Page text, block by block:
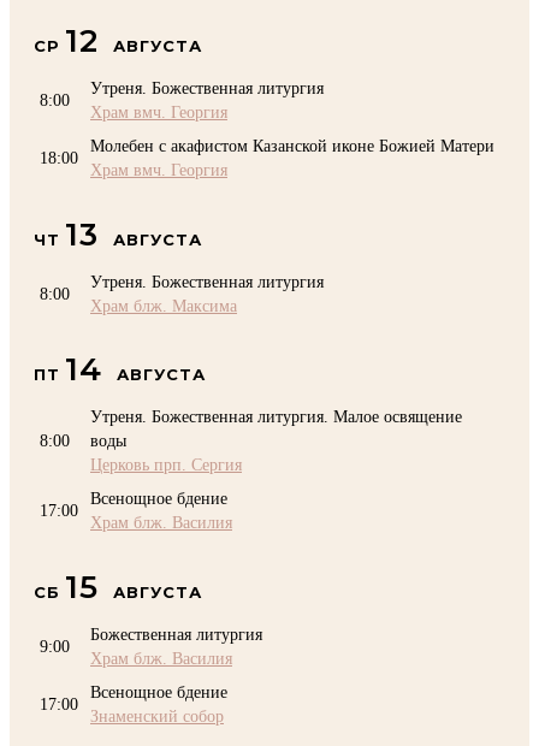
СР 12 АВГУСТА
8:00
Утреня. Божественная литургия
Храм вмч. Георгия
18:00
Молебен с акафистом Казанской иконе Божией Матери
Храм вмч. Георгия
ЧТ 13 АВГУСТА
8:00
Утреня. Божественная литургия
Храм блж. Максима
ПТ 14 АВГУСТА
8:00
Утреня. Божественная литургия. Малое освящение
воды
Церковь прп. Сергия
17:00
Всенощное бдение
Храм блж. Василия
СБ 15 АВГУСТА
9:00
Божественная литургия
Храм блж. Василия
17:00
Всенощное бдение
Знаменский собор